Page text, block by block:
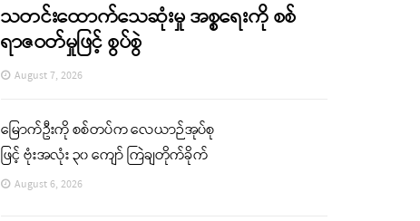
သတင်းထောက်သေဆုံးမှု အစ္စရေးကို စစ်
ရာဇဝတ်မှုဖြင့် စွပ်စွဲ
August 7, 2026
မြောက်ဦးကို စစ်တပ်က လေယာဉ်အုပ်စု
ဖြင့် ဗုံးအလုံး ၃၀ ကျော် ကြဲချတိုက်ခိုက်
August 6, 2026